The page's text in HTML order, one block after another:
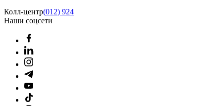
Колл-центр(012) 924
Наши соцсети